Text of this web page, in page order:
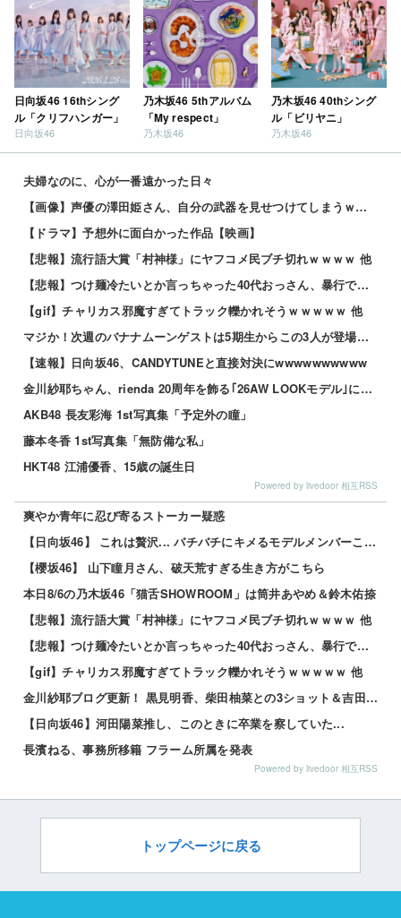
日向坂46 16thシング
ル「クリフハンガー」
日向坂46
乃木坂46 5thアルバム
「My respect」
乃木坂46
乃木坂46 40thシング
ル「ビリヤニ」
乃木坂46
夫婦なのに、心が一番遠かった日々
【画像】声優の澤田姫さん、自分の武器を見せつけてしまうｗｗｗｗ
【ドラマ】予想外に面白かった作品【映画】
【悲報】流行語大賞「村神様」にヤフコメ民ブチ切れｗｗｗｗ 他
【悲報】つけ麺冷たいとか言っちゃった40代おっさん、暴行で私人逮捕されるｗｗｗｗ 他
【gif】チャリカス邪魔すぎてトラック轢かれそうｗｗｗｗｗ 他
マジか！次週のバナナムーンゲストは5期生からこの3人が登場！！！【乃木坂46】
【速報】日向坂46、CANDYTUNEと直接対決にwwwwwwwwww
金川紗耶ちゃん、rienda 20周年を飾る｢26AW LOOKモデル｣に就任！！！【乃木坂46】
AKB48 長友彩海 1st写真集「予定外の瞳」
藤本冬香 1st写真集「無防備な私」
HKT48 江浦優香、15歳の誕生日
Powered by livedoor 相互RSS
爽やか青年に忍び寄るストーカー疑惑
【日向坂46】 これは贅沢... バチバチにキメるモデルメンバーこちら
【櫻坂46】 山下瞳月さん、破天荒すぎる生き方がこちら
本日8/6の乃木坂46「猫舌SHOWROOM」は筒井あやめ＆鈴木佑捺
【悲報】流行語大賞「村神様」にヤフコメ民ブチ切れｗｗｗｗ 他
【悲報】つけ麺冷たいとか言っちゃった40代おっさん、暴行で私人逮捕されるｗｗｗｗ 他
【gif】チャリカス邪魔すぎてトラック轢かれそうｗｗｗｗｗ 他
金川紗耶ブログ更新！ 黒見明香、柴田柚菜との3ショット＆吉田綾乃クリスティーとの2ショットを公開！！...
【日向坂46】河田陽菜推し、このときに卒業を察していた...
長濱ねる、事務所移籍 フラーム所属を発表
Powered by livedoor 相互RSS
トップページに戻る